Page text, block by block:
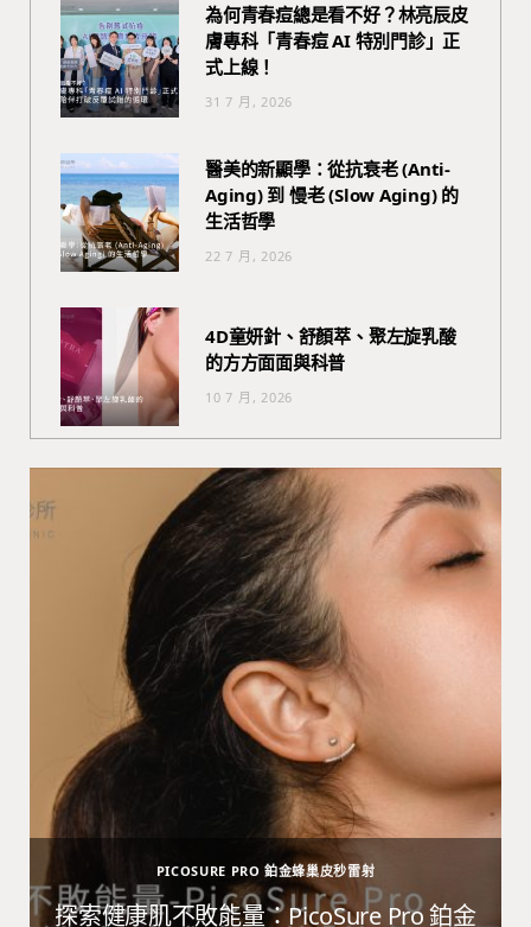
為何青春痘總是看不好？林亮辰皮
膚專科「青春痘 AI 特別門診」正
式上線！
31 7 月, 2026
醫美的新顯學：從抗衰老 (Anti-
Aging) 到 慢老 (Slow Aging) 的
生活哲學
22 7 月, 2026
4D童妍針、舒顏萃、聚左旋乳酸
的方方面面與科普
10 7 月, 2026
PICOSURE PRO 鉑金蜂巢皮秒雷射
探索健康肌不敗能量：PicoSure Pro 鉑金